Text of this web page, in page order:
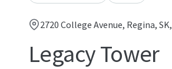
2720 College Avenue, Regina,
Legacy Tower